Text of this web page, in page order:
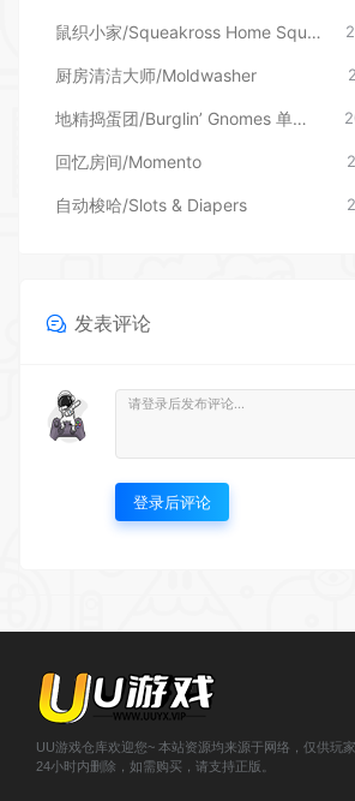
鼠织小家/Squeakross Home Squeak Home （更新v1.8b）
厨房清洁大师/Moldwasher
地精捣蛋团/Burglin’ Gnomes 单机/网络联机
回忆房间/Momento
自动梭哈/Slots & Diapers
发表评论
登录后评论
UU游戏仓库欢迎您~ 本站资源均来源于网络，仅供玩
24小时内删除，如需购买，请支持正版。